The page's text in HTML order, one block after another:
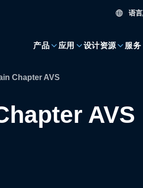
语言
产品 应用 设计资源 服务
Chapter AVS
AVS